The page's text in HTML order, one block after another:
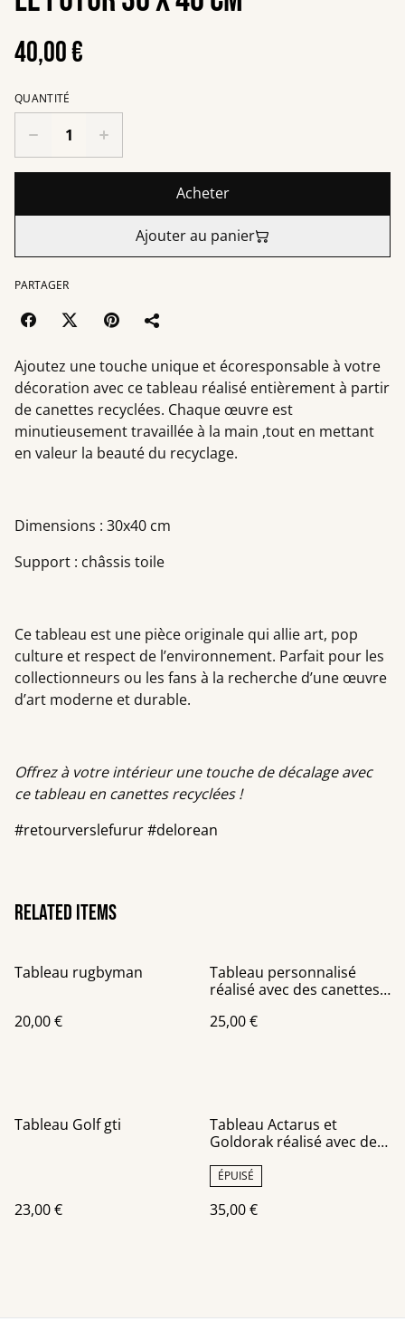
40,00 €
QUANTITÉ
Acheter
Ajouter au panier
PARTAGER
Ajoutez une touche unique et écoresponsable à votre
décoration avec ce tableau réalisé entièrement à partir
de canettes recyclées. Chaque œuvre est
minutieusement travaillée à la main ,tout en mettant
en valeur la beauté du recyclage.
Dimensions : 30x40 cm
Support : châssis toile
Ce tableau est une pièce originale qui allie art, pop
culture et respect de l’environnement. Parfait pour les
collectionneurs ou les fans à la recherche d’une œuvre
d’art moderne et durable.
Offrez à votre intérieur une touche de décalage avec
ce tableau en canettes recyclées !
#retourverslefurur #delorean
Related items
Tableau rugbyman
20,00 €
Tableau personnalisé
réalisé avec des canettes
25,00 €
Tableau Golf gti
23,00 €
Tableau Actarus et
Goldorak réalisé avec des
30x30 cm
ÉPUISÉ
35,00 €